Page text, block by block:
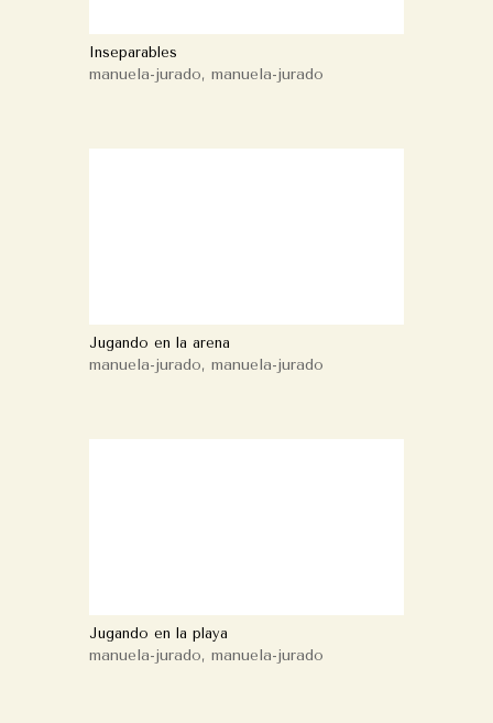
Inseparables
manuela-jurado, manuela-jurado
Jugando en la arena
manuela-jurado, manuela-jurado
Jugando en la playa
manuela-jurado, manuela-jurado